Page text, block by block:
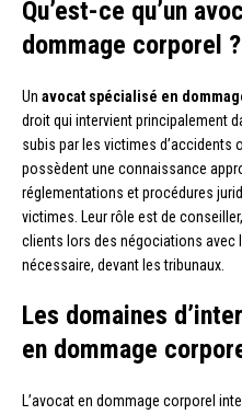
Qu’est-ce qu’un
dommage corporel ?
Un avocat spécialisé en
droit qui intervient principalement
subis par les victimes d’accidents
possèdent une connaissance
réglementations et procédures
victimes. Leur rôle est de
clients lors des négociations avec
nécessaire, devant les tribunaux.
Les domaines
en dommage
L’avocat en dommage corporel